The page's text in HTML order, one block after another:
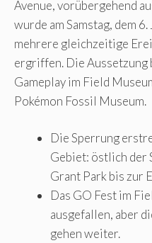
Avenue, vorübergehend
wurde am Samstag, dem
mehrere gleichzeitige
ergriffen. Die
Gameplay im Field
Pokémon Fossil Museum.
Die Sperrung
Gebiet: östlich der
Grant Park bis zur
Das GO Fest im
ausgefallen, aber
gehen weiter.